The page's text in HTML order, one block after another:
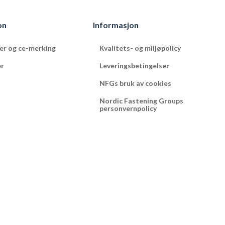
og ce-merking
Informasjon
Kvalitets- og miljøpolicy
Leveringsbetingelser
NFGs bruk av cookies
Nordic Fastening Groups
personvernpolicy